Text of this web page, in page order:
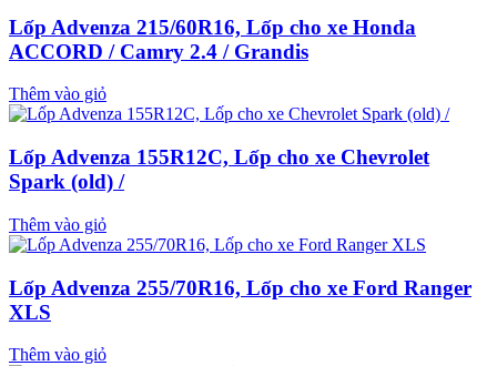
Lốp Advenza 215/60R16, Lốp cho xe Honda
ACCORD / Camry 2.4 / Grandis
Thêm vào giỏ
Lốp Advenza 155R12C, Lốp cho xe Chevrolet
Spark (old) /
Thêm vào giỏ
Lốp Advenza 255/70R16, Lốp cho xe Ford Ranger
XLS
Thêm vào giỏ